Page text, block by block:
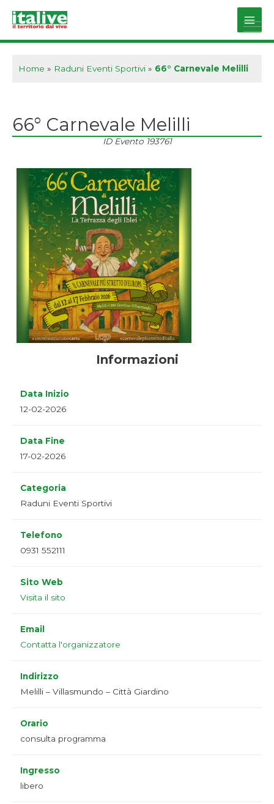
Main
Home » Raduni Eventi Sportivi » 66° Carnevale Melilli
66° Carnevale Melilli
ID Evento 193761
Informazioni
Data Inizio
12-02-2026
Data Fine
17-02-2026
Categoria
Raduni Eventi Sportivi
Telefono
0931 552111
Sito Web
Visita il sito
Email
Contatta l'organizzatore
Indirizzo
Melilli – Villasmundo – Città Giardino
Orario
consulta programma
Ingresso
libero